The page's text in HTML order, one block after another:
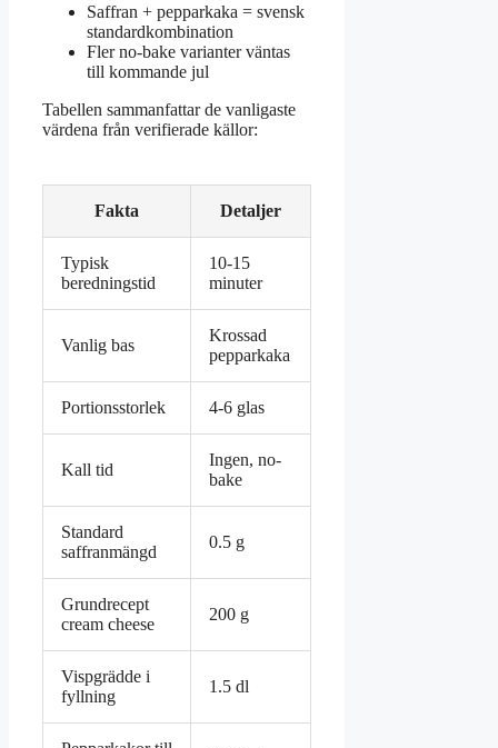
Saffran + pepparkaka = svensk
standardkombination
Fler no-bake varianter väntas
till kommande jul
Tabellen sammanfattar de vanligaste
värdena från verifierade källor:
Fakta Detaljer
Typisk
beredningstid
10-15
minuter
Vanlig bas
Krossad
pepparkaka
Portionsstorlek 4-6 glas
Kall tid
Ingen, no-
bake
Standard
saffranmängd
0.5 g
Grundrecept
cream cheese
200 g
Vispgrädde i
fyllning
1.5 dl